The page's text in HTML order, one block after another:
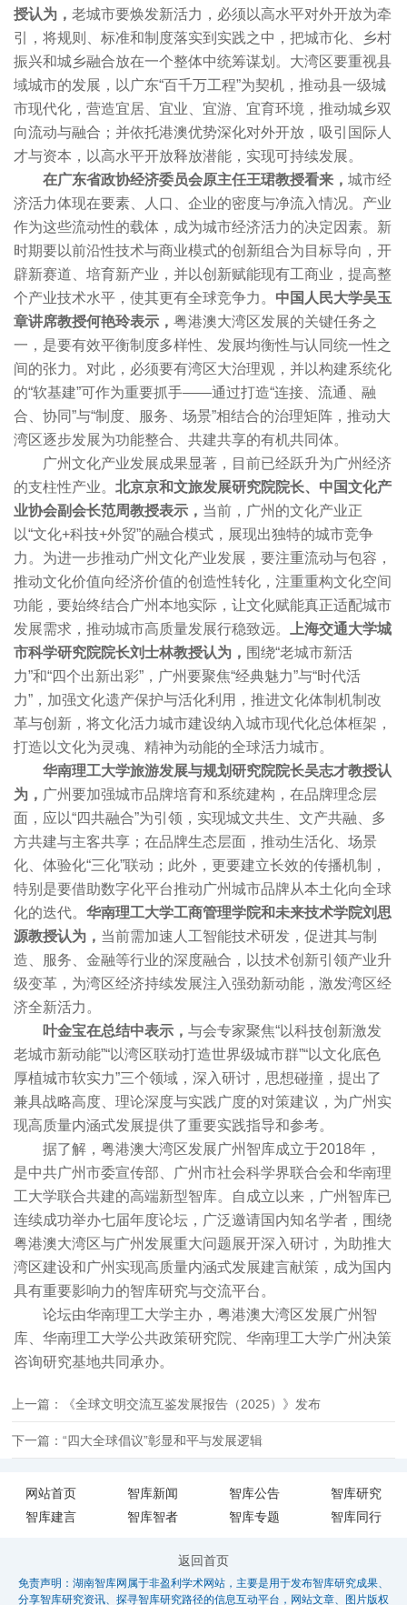
授认为， 老城市要焕发新活力，必须以高水平对外开放为牵
引，将规则、标准和制度落实到实践之中，把城市化、乡村
振兴和城乡融合放在一个整体中统筹谋划。大湾区要重视县
域城市的发展，以广东“百千万工程”为契机，推动县一级城
市现代化，营造宜居、宜业、宜游、宜育环境，推动城乡双
向流动与融合；并依托港澳优势深化对外开放，吸引国际人
才与资本，以高水平开放释放潜能，实现可持续发展。
在广东省政协经济委员会原主任王珺教授看来， 城市经
济活力体现在要素、人口、企业的密度与净流入情况。产业
作为这些流动性的载体，成为城市经济活力的决定因素。新
时期要以前沿性技术与商业模式的创新组合为目标导向，开
辟新赛道、培育新产业，并以创新赋能现有工商业，提高整
个产业技术水平，使其更有全球竞争力。 中国人民大学吴玉
章讲席教授何艳玲表示， 粤港澳大湾区发展的关键任务之
一，是要有效平衡制度多样性、发展均衡性与认同统一性之
间的张力。对此，必须要有湾区大治理观，并以构建系统化
的“软基建”可作为重要抓手——通过打造“连接、流通、融
合、协同”与“制度、服务、场景”相结合的治理矩阵，推动大
湾区逐步发展为功能整合、共建共享的有机共同体。
广州文化产业发展成果显著，目前已经跃升为广州经济
的支柱性产业。 北京京和文旅发展研究院院长、中国文化产
业协会副会长范周教授表示， 当前，广州的文化产业正
以“文化+科技+外贸”的融合模式，展现出独特的城市竞争
力。为进一步推动广州文化产业发展，要注重流动与包容，
推动文化价值向经济价值的创造性转化，注重重构文化空间
功能，要始终结合广州本地实际，让文化赋能真正适配城市
发展需求，推动城市高质量发展行稳致远。
上海交通大学城
市科学研究院院长刘士林教授认为， 围绕“老城市新活
力”和“四个出新出彩”，广州要聚焦“经典魅力”与“时代活
力”，加强文化遗产保护与活化利用，推进文化体制机制改
革与创新，将文化活力城市建设纳入城市现代化总体框架，
打造以文化为灵魂、精神为动能的全球活力城市。
华南理工大学旅游发展与规划研究院院长吴志才教授认
为， 广州要加强城市品牌培育和系统建构，在品牌理念层
面，应以“四共融合”为引领，实现城文共生、文产共融、多
方共建与主客共享；在品牌生态层面，推动生活化、场景
化、体验化“三化”联动；此外，更要建立长效的传播机制，
特别是要借助数字化平台推动广州城市品牌从本土化向全球
化的迭代。 华南理工大学工商管理学院和未来技术学院刘思
源教授认为， 当前需加速人工智能技术研发，促进其与制
造、服务、金融等行业的深度融合，以技术创新引领产业升
级变革，为湾区经济持续发展注入强劲新动能，激发湾区经
济全新活力。
叶金宝在总结中表示， 与会专家聚焦“以科技创新激发
老城市新动能”“以湾区联动打造世界级城市群”“以文化底色
厚植城市软实力”三个领域，深入研讨，思想碰撞，提出了
兼具战略高度、理论深度与实践广度的对策建议，为广州实
现高质量内涵式发展提供了重要实践指导和参考。
据了解，粤港澳大湾区发展广州智库成立于2018年，
是中共广州市委宣传部、广州市社会科学界联合会和华南理
工大学联合共建的高端新型智库。自成立以来，广州智库已
连续成功举办七届年度论坛，广泛邀请国内知名学者，围绕
粤港澳大湾区与广州发展重大问题展开深入研讨，为助推大
湾区建设和广州实现高质量内涵式发展建言献策，成为国内
具有重要影响力的智库研究与交流平台。
论坛由华南理工大学主办，粤港澳大湾区发展广州智
库、华南理工大学公共政策研究院、华南理工大学广州决策
咨询研究基地共同承办。
上一篇：《全球文明交流互鉴发展报告（2025）》发布
下一篇：“四大全球倡议”彰显和平与发展逻辑
网站首页 智库新闻 智库公告
智库研究
智库建言
智库智者 智库专题 智库同行
返回首页
免责声明：湖南智库网属于非盈利学术网站，主要是用于发布智库研究成果、
分享智库研究资讯、探寻智库研究路径的信息互动平台，网站文章、图片版权